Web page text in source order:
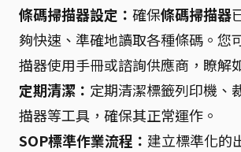
條碼掃描器設定： 確保條碼掃描器
夠快速、準確地讀取各種條碼。您
描器使用手冊或諮詢供應商，瞭解
定期清潔： 定期清潔標籤列印機、
描器等工具，確保其正常運作。
SOP標準作業流程： 建立標準化的